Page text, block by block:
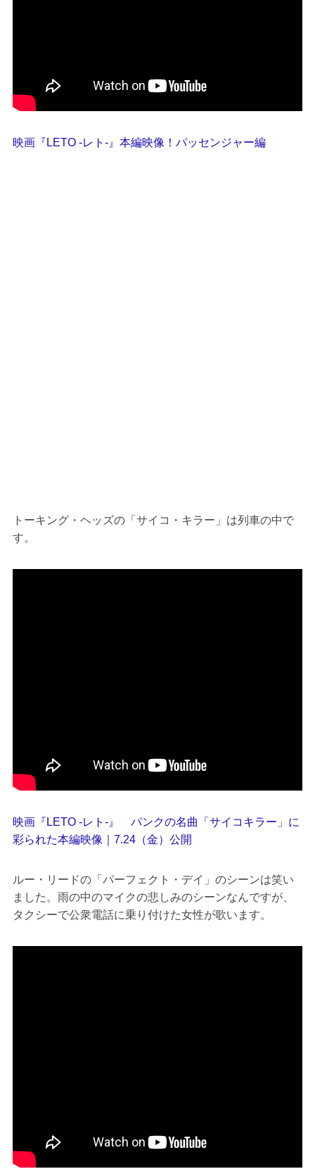
映画『LETO -レト-』本編映像！パッセンジャー編
トーキング・ヘッズの「サイコ・キラー」は列車の中で
す。
映画『LETO -レト-』 パンクの名曲「サイコキラー」に
彩られた本編映像｜7.24（金）公開
ルー・リードの「パーフェクト・デイ」のシーンは笑い
ました。雨の中のマイクの悲しみのシーンなんですが、
タクシーで公衆電話に乗り付けた女性が歌います。